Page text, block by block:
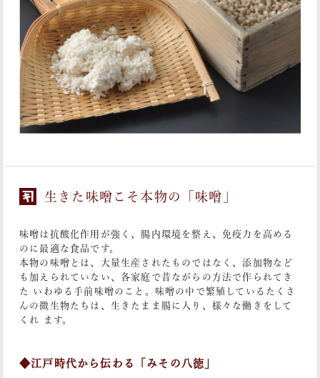
生きた味噌こそ本物の「味噌」
味噌は抗酸化作用が強く、腸内環境を整え、免疫力を高める
のに最適な食品です。
本物の味噌とは、大量生産されたものではなく、添加物など
も加えられていない、各家庭で昔ながらの方法で作られてき
た いわゆる手前味噌のこと。味噌の中で繁殖しているたくさ
んの微生物たちは、生きたまま腸に入り、様々な働きをして
くれ ます。
◆江戸時代から伝わる「みその八徳」